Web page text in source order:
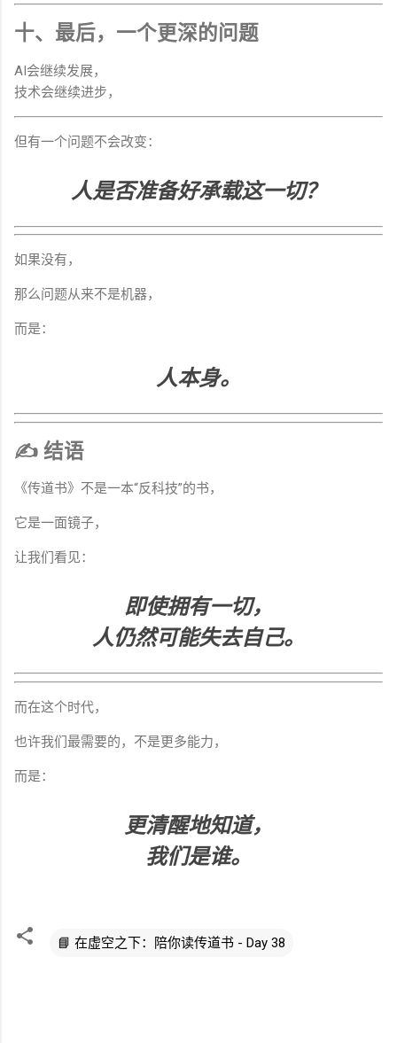
十、最后，一个更深的问题
AI会继续发展，
技术会继续进步，
但有一个问题不会改变：
人是否准备好承载这一切？
如果没有，
那么问题从来不是机器，
而是：
人本身。
✍️ 结语
《传道书》不是一本“反科技”的书，
它是一面镜子，
让我们看见：
即使拥有一切，
人仍然可能失去自己。
而在这个时代，
也许我们最需要的，不是更多能力，
而是：
更清醒地知道，
我们是谁。
📘 在虚空之下：陪你读传道书 - Day 38